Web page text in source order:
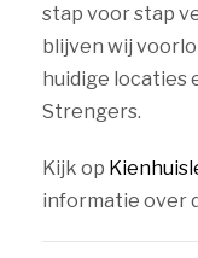
stap voor stap
blijven wij
huidige locaties
Strengers.
Kijk op
informatie over